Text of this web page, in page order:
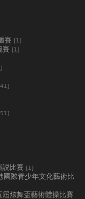
賽 [1]
賽 [1]
説比賽 [1]
際青少年文化藝術比
炫舞盃藝術體操比賽